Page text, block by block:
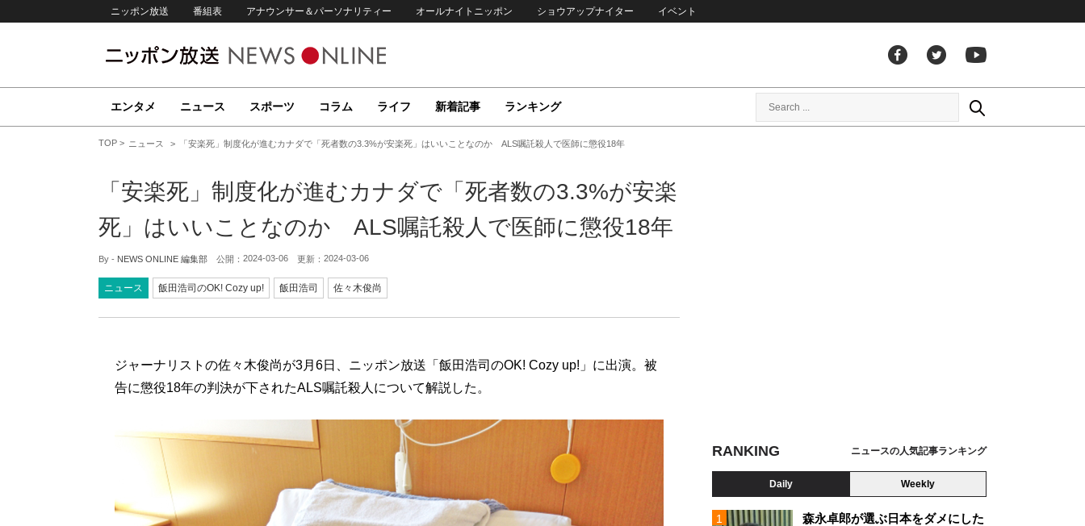
ニッポン放送 番組表 アナウンサー＆パーソナリティー オールナイトニッポン ショウアップナイター イベント
エンタメ ニュース スポーツ コラム ライフ 新着記事 ランキング
TOP ニュース 「安楽死」制度化が進むカナダで「死者数の3.3%が安楽死」はいいことなのか ALS嘱託殺人で医師に懲役18年
「安楽死」制度化が進むカナダで「死者数の3.3%が安楽
死」はいいことなのか ALS嘱託殺人で医師に懲役18年
By - NEWS ONLINE 編集部 公開： 2024-03-06 更新： 2024-03-06
ニュース 飯田浩司のOK! Cozy up! 飯田浩司 佐々木俊尚
ジャーナリストの佐々木俊尚が3月6日、ニッポン放送「飯田浩司のOK! Cozy up!」に出演。被
告に懲役18年の判決が下されたALS嘱託殺人について解説した。
RANKING ニュースの人気記事ランキング
Daily Weekly
森永卓郎が選ぶ日本をダメにした